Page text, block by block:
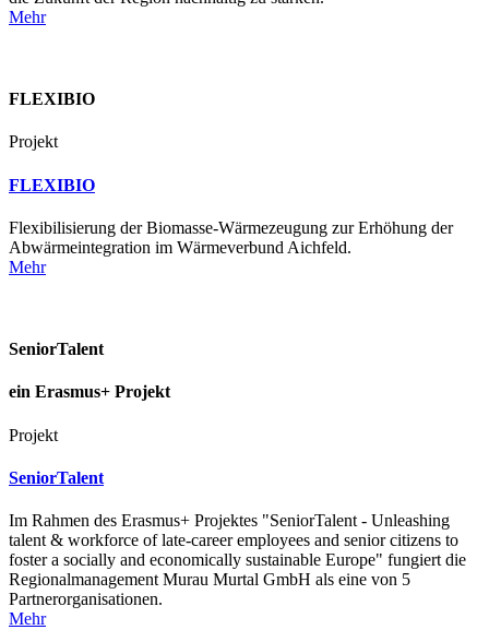
Mehr
FLEXIBIO
Projekt
FLEXIBIO
Flexibilisierung der Biomasse-Wärmezeugung zur Erhöhung der
Abwärmeintegration im Wärmeverbund Aichfeld.
Mehr
SeniorTalent
ein Erasmus+ Projekt
Projekt
SeniorTalent
Im Rahmen des Erasmus+ Projektes "SeniorTalent - Unleashing
talent & workforce of late-career employees and senior citizens to
foster a socially and economically sustainable Europe" fungiert die
Regionalmanagement Murau Murtal GmbH als eine von 5
Partnerorganisationen.
Mehr